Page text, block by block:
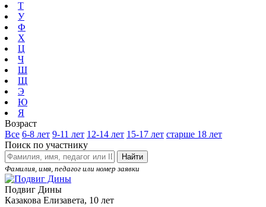
Т
У
Ф
Х
Ц
Ч
Ш
Щ
Э
Ю
Я
Возраст
Все 6-8 лет 9-11 лет 12-14 лет 15-17 лет старше 18 лет
Поиск по участнику
Найти
Фамилия, имя, педагог или номер заявки
Подвиг Дины
Казакова Елизавета, 10 лет